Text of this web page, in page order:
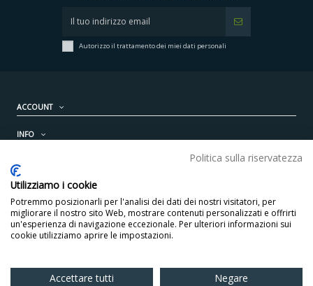
Autorizzo il trattamento dei miei dati personali
ACCOUNT
INFO
CONTATTI
Politica sulla riservatezza
Utilizziamo i cookie
Potremmo posizionarli per l'analisi dei dati dei nostri visitatori, per
migliorare il nostro sito Web, mostrare contenuti personalizzati e offrirti
un'esperienza di navigazione eccezionale. Per ulteriori informazioni sui
cookie utilizziamo aprire le impostazioni.
Accettare tutti Negare